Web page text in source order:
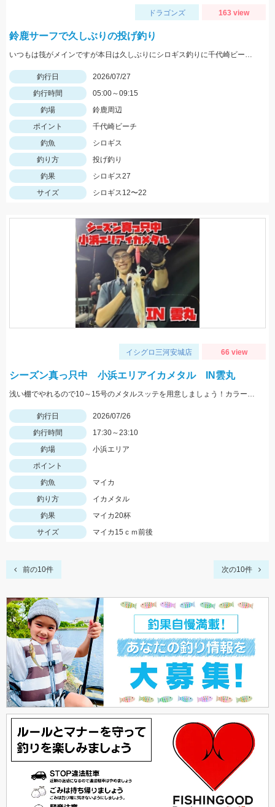
ドラゴンズ 163 view
鈴鹿サーフで久しぶりの投げ釣り
いつもは筏がメインですが本日は久しぶりにシロギス釣りに千代崎ビーチへ 早朝にイシグロの自販機でゴールドイソメを購入しいざ千代崎ビーチへ、先客がたくさんいました。最初はセイゴの赤ちゃんが餌取りで苦労しましたが徐々にシロギスがヒットし帰る頃には他の魚の食い残しのエサでも食いついてきました。
釣行日
2026/07/27
釣行時間
05:00～09:15
釣場
鈴鹿周辺
ポイント
千代崎ビーチ
釣魚
シロギス
釣り方
投げ釣り
釣果
シロギス27
サイズ
シロギス12〜22
イシグロ三河安城店 66 view
シーズン真っ只中 小浜エリアイカメタル IN雲丸
浅い棚でやれるので10～15号のメタルスッテを用意しましょう！カラーはピンクが良く当たりました！
釣行日
2026/07/26
釣行時間
17:30～23:10
釣場
小浜エリア
ポイント
釣魚
マイカ
釣り方
イカメタル
釣果
マイカ20杯
サイズ
マイカ15ｃｍ前後
前の10件 次の10件